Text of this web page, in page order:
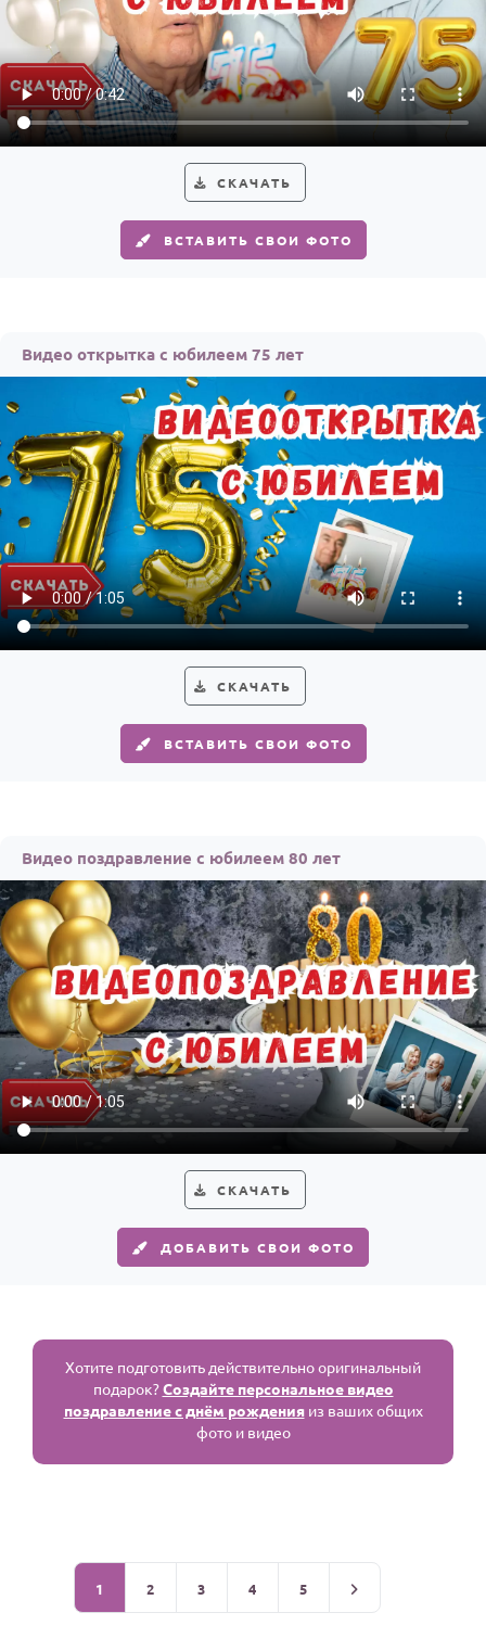
СКАЧАТЬ
ВСТАВИТЬ СВОИ ФОТО
Видео открытка с юбилеем 75 лет
СКАЧАТЬ
ВСТАВИТЬ СВОИ ФОТО
Видео поздравление с юбилеем 80 лет
СКАЧАТЬ
ДОБАВИТЬ СВОИ ФОТО
Хотите подготовить действительно оригинальный
подарок?Создайте персональное видео
поздравление с днём рожденияиз ваших общих
фото и видео
1 2 3 4 5